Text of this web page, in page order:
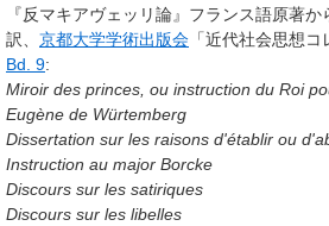
『反マキアヴェッリ論』フランス語原著か
訳、 京都大学学術出版会 「近代社会思想
Bd. 9:
Miroir des princes, ou instruction du Roi
Eugène de Würtemberg
Dissertation sur les raisons d'établir ou
Instruction au major Borcke
Discours sur les satiriques
Discours sur les libelles